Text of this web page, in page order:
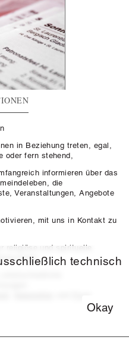
in Beziehung treten, egal,
oder fern stehend,
informieren über das
die
Veranstaltungen, Angebote
mit uns in Kontakt zu
und spirituelle
technisch
Okay